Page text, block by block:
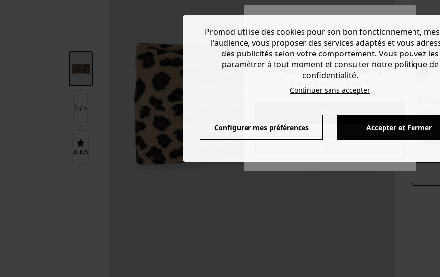
Do you want to be redirected to
Infos
4.8
12,00 €
Couleur :
Voir
taille
Promod utilise des cookies pour son bon fonctionnement,
l'audience, vous proposer des services adaptés et vous
des publicités selon votre comportement. Vous pouvez les
paramétrer à tout moment et consulter notre politique de
confidentialité.
Continuer sans accepter
Configurer mes préférences Accepter et Fermer